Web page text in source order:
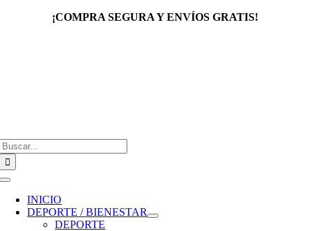
¡COMPRA SEGURA Y ENVÍOS GRATIS!
Toggle
Navigation
INICIO
DEPORTE / BIENESTAR
DEPORTE